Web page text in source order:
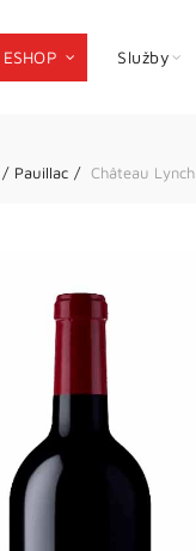
ESHOP Služby
Pauillac Château